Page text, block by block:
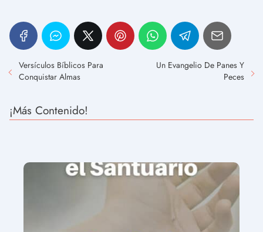
Versículos Bíblicos Para
Conquistar Almas
Un Evangelio De Panes Y
Peces
¡Más Contenido!